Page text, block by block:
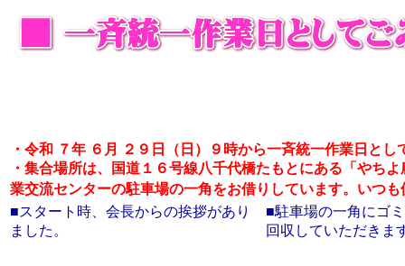
・ 令和 ７年 ６月 ２９日（日）９時から一斉統一作業日とし
・集合場所は、国道１６号線八千代橋たもとにある「やち
業交流センターの駐車場の一角をお借りしています。いつ
■スタート時、会長からの挨拶があり
ました。
■駐車場の一角にゴ
回収していただきま